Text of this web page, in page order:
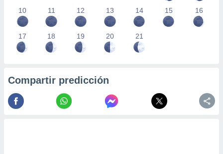
10 11 12 13 14 15 16
17 18 19 20 21
Compartir predicción